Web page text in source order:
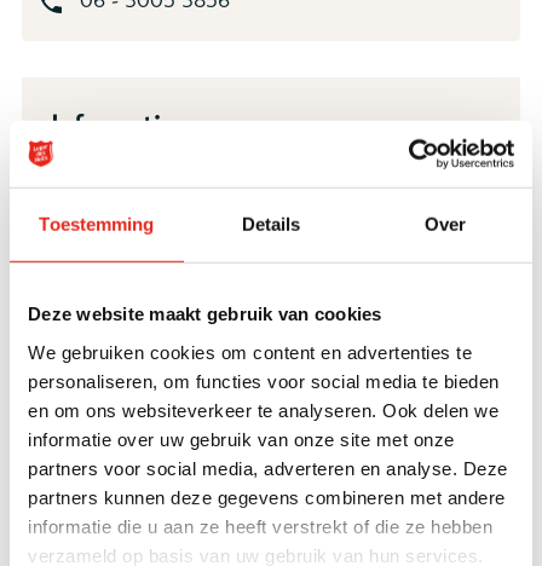
Toestemming Details Over
Deze website maakt gebruik van cookies
We gebruiken cookies om content en advertenties te
personaliseren, om functies voor social media te bieden
en om ons websiteverkeer te analyseren. Ook delen we
informatie over uw gebruik van onze site met onze
partners voor social media, adverteren en analyse. Deze
partners kunnen deze gegevens combineren met andere
informatie die u aan ze heeft verstrekt of die ze hebben
verzameld op basis van uw gebruik van hun services.
het invullen van de onderdelen hulpvraag en overige
relevante informatie.
Informatie
JongLeren helpt kinderen en jongeren met een
gebruiken middelen, verzuimen school of zijn
in aanraking geweest met de politie.
Daarnaast is er vaak sprake van
gedragsproblematiek en problemen in het
eigen netwerk. Door hulp op maat leggen we
een stabiele basis waar de jeugdige mee
verder kan. Deze hulp kan allerlei vormen
krijgen en de veiligheid van het kind staat